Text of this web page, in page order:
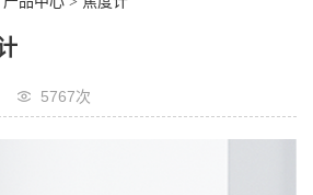
5767次